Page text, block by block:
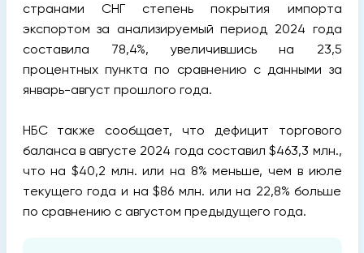
странами СНГ степень покрытия импорта
экспортом за анализируемый период 2024 года
составила 78,4%, увеличившись на 23,5
процентных пункта по сравнению с данными за
январь-август прошлого года.
НБС также сообщает, что дефицит торгового
баланса в августе 2024 года составил $463,3 млн.,
что на $40,2 млн. или на 8% меньше, чем в июле
текущего года и на $86 млн. или на 22,8% больше
по сравнению с августом предыдущего года.